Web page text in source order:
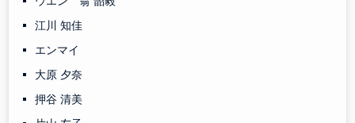
江川 知佳
エンマイ
大原 夕奈
押谷 清美